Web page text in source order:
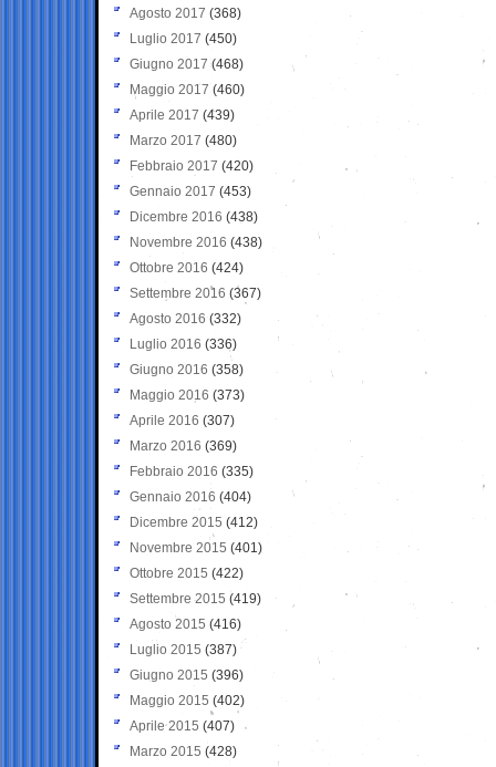
Agosto 2017 (368)
Luglio 2017 (450)
Giugno 2017 (468)
Maggio 2017 (460)
Aprile 2017 (439)
Marzo 2017 (480)
Febbraio 2017 (420)
Gennaio 2017 (453)
Dicembre 2016 (438)
Novembre 2016 (438)
Ottobre 2016 (424)
Settembre 2016 (367)
Agosto 2016 (332)
Luglio 2016 (336)
Giugno 2016 (358)
Maggio 2016 (373)
Aprile 2016 (307)
Marzo 2016 (369)
Febbraio 2016 (335)
Gennaio 2016 (404)
Dicembre 2015 (412)
Novembre 2015 (401)
Ottobre 2015 (422)
Settembre 2015 (419)
Agosto 2015 (416)
Luglio 2015 (387)
Giugno 2015 (396)
Maggio 2015 (402)
Aprile 2015 (407)
Marzo 2015 (428)